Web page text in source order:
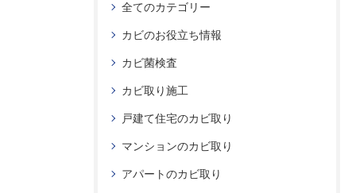
全てのカテゴリー
カビのお役立ち情報
カビ菌検査
カビ取り施工
戸建て住宅のカビ取り
マンションのカビ取り
アパートのカビ取り